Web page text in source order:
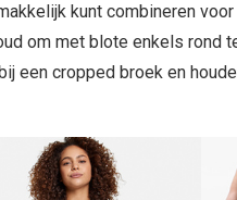
kunt combineren
om met blote enkels rond
een cropped broek en